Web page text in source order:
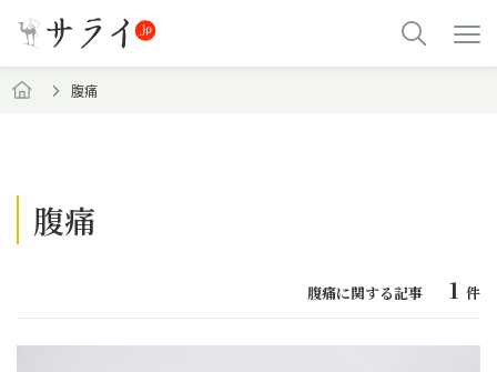
腹痛
腹痛
腹痛に関する記事 1 件